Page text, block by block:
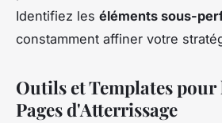
Identifiez les éléments sous-
constamment affiner votre
Outils et Templates
Pages d'Atterrissage